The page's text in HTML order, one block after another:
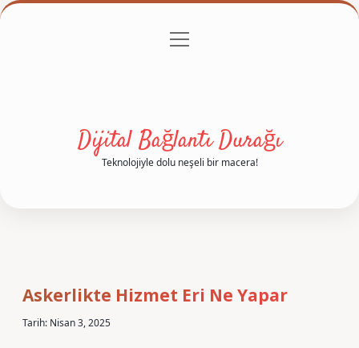
Gizlilik Politikası
menüyü
Dijital Bağlantı Durağı
Teknolojiyle dolu neşeli bir macera!
Askerlikte Hizmet Eri Ne Yapar
Tarih: Nisan 3, 2025